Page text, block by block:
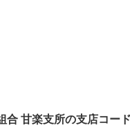
合 甘楽支所の支店コー